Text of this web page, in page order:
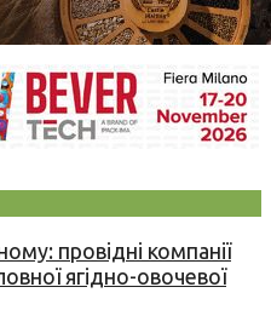
провідні компанії
ягідно-овочевої